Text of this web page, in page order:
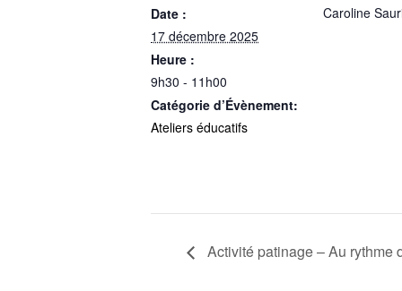
Date :
17 décembre 2025
Heure :
9h30 - 11h00
Catégorie d’Évènement:
Ateliers éducatifs
Caroline
Activité patinage – Au rythme